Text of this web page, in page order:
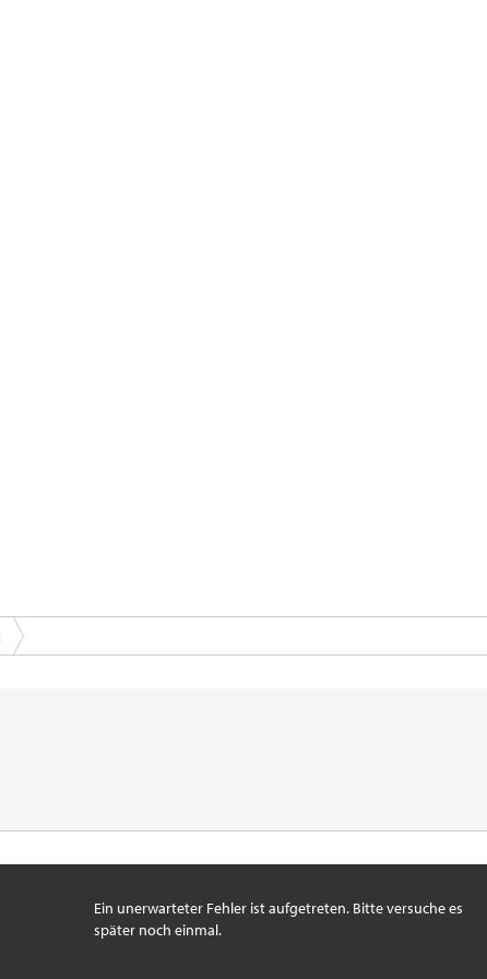
Ein unerwarteter Fehler ist aufgetreten. Bitte versuche es
später noch einmal.